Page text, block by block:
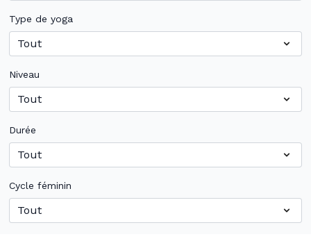
Type de yoga
Niveau
Durée
Cycle féminin